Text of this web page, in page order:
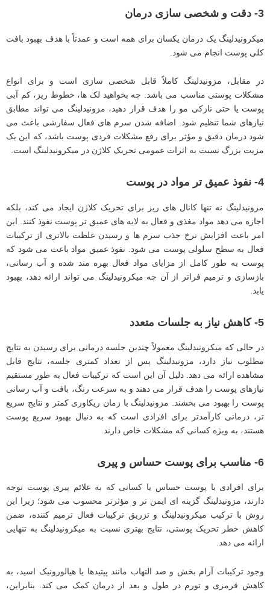
3- دقت و شخصی ‌سازی درمان
میکرونیدلینگ یک درمان یکسان برای همه است و عمدتاً با هدف بهبود بافت
کلی پوست انجام می ‌شود.
در مقابل، مزونیدلینگ کاملاً قابل شخصی ‌سازی است و برای انواع
مشکلات پوستی مناسب می ‌باشد. چه بخواهید لک ‌ها، خطوط ریز، کم ‌آبی
پوست یا حتی نازکی مو را هدف قرار دهید، مزونیدلینگ می ‌تواند مطابق
نیازهای شما تنظیم شود. اضافه شدن سرم‌ های فعال سفارشی باعث می
‌شود درمان دقیق و مؤثر برای رفع مشکلات فردی پوست باشد، که این یک
مزیت بزرگ نسبت به اثرات عمومی تحریک کلاژن در میکرونیدلینگ است.
4- نفوذ عمیق ‌تر مواد در پوست
مزونیدلینگ نه تنها کانال ‌های ریز برای تحریک کلاژن ایجاد می‌ کند، بلکه
اجازه می ‌دهد مواد مغذی و فعال به لایه ‌های عمیق‌ تر پوست نفوذ کنند. این
امر باعث افزایش نرخ جذب سرم‌ ها و رسیدن غلظت بالاتری از ترکیبات
فعال به سطح سلولی پوست می‌ شود. نفوذ عمیق مواد باعث می‌ شود که
پوست به طور کامل از مزایای مواد فعال بهره‌ مند شده و آب رسانی،
بازسازی و ترمیم فراتر از آن چه میکرونیدلینگ می ‌تواند ارائه دهد، بهبود
یابد.
5- کاهش نیاز به جلسات متعدد
در حالی که میکرونیدلینگ معمولاً چندین جلسه درمانی برای رسیدن به نتایج
مطلوب نیاز دارد، مزونیدلینگ پس از تعداد کمتری جلسه، نتایج قابل
مشاهده ارائه می ‌دهد. دلیل آن این است که ترکیبات فعال به طور مستقیم
نیازهای پوست را هدف قرار می‌ دهند و به سرعت رنگ، بافت و آب رسانی
پوست را بهبود می ‌بخشند. مزونیدلینگ با زمان ریکاوری کمتر و نتایج سریع
‌تر، درمانی کارآمدتر برای افرادی است که به دنبال بهبود سریع پوست
هستند، به ‌ویژه کسانی که مشکلات خاص دارند.
6- مناسب برای پوست حساس و پیری
برای افرادی با پوست حساس یا کسانی که به علائم پیری پوست توجه
دارند، مزونیدلینگ گزینه ‌ای ایمن ‌تر و مؤثرتر محسوب می ‌شود؛ زیرا این
روش با ترکیب میکرونیدلینگ و تزریق ترکیبات فعال ترمیم‌ کننده، ضمن
کاهش خطر تحریک پوستی، نتایج بهتری نسبت به میکرونیدلینگ به ‌تنهایی
ارائه می ‌دهد.
وجود ترکیبات آرام‌ بخش و ضد التهاب مانند پپتیدها یا هیالورونیک اسید، به
کاهش قرمزی و تورم در طول و بعد از درمان کمک می‌ کند. بنابراین،